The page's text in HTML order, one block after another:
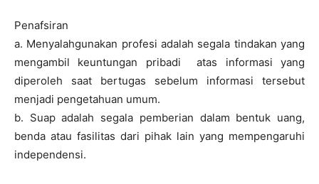
Penafsiran
a. Menyalahgunakan profesi adalah segala tindakan yang
mengambil keuntungan pribadi atas informasi yang
diperoleh saat bertugas sebelum informasi tersebut
menjadi pengetahuan umum.
b. Suap adalah segala pemberian dalam bentuk uang,
benda atau fasilitas dari pihak lain yang mempengaruhi
independensi.